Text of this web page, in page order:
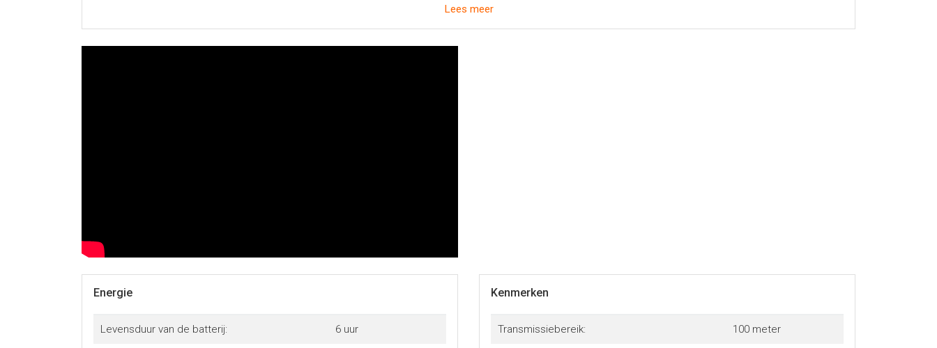
Lees meer
Energie
Levensduur van de batterij: 6 uur
Kenmerken
Transmissiebereik: 100 meter